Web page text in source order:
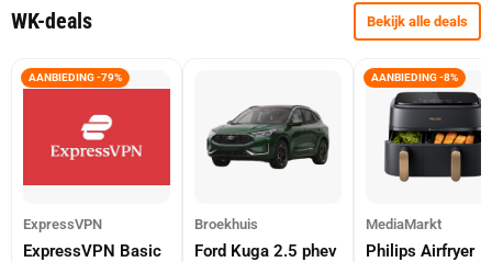
WK-deals Bekijk alle deals
AANBIEDING -79%
ExpressVPN
ExpressVPN Basic
Broekhuis
Ford Kuga 2.5 phev
AANBIEDING -8%
MediaMarkt
Philips Airfryer